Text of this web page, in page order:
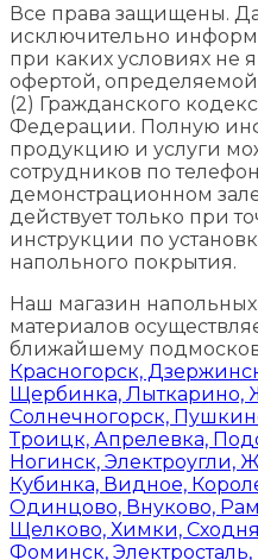
Все права защищены.
исключительно
при каких условиях не
офертой,
(2) Гражданского
Федерации. Полную
продукцию и услуги
сотрудников по
демонстрационном
действует только при
инструкции по
напольного покрытия.
Наш магазин
материалов
ближайшему
Красногорск,
Щербинка, Лыткарино,
Солнечногорск,
Троицк, Апрелевка,
Ногинск, Электроугли,
Кубинка, Видное,
Одинцово, Внуково,
Щелково, Химки,
Фоминск, Электросталь,